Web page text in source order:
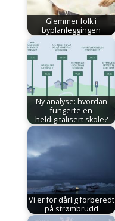
Glemmer folk i
byplanleggingen
Ny analyse: hvordan
fungerte en
heldigitalisert skole?
Vi er for dårlig forberedt
på strømbrudd